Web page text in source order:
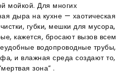
мойкой. Для многих
дыра на кухне — хаотическая
губки, мешки для мусора,
кажется, бросают вызов всем
водопроводные трубы,
и влажная среда создают то,
зона” .